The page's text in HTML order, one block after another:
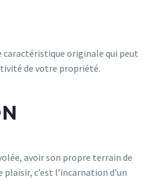
originale qui peut
de votre propriété.
avoir son propre terrain de
c’est l’incarnation d’un